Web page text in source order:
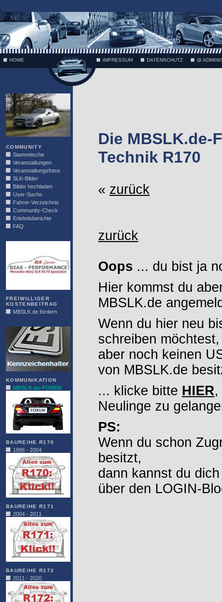
;
HOME IMPRESSUM DATENSCHUTZ @
COMMUNITY
Stammtische
Veranstaltungen
Veranstaltungsfotos
SLK-Bilder
Bilder hochladen
User-Suche
Fahrer-Verzeichnis
Community-Check
Erlebnisberichte
FAQ
FREIWILLIGER
KOSTENBEITRAG
MBSLK.de fördern
KOMMUNIKATION
MBSLK.de-FOREN
BAUREIHE R170
1996 - 2004
BAUREIHE R171
2004 - 2011
BAUREIHE R172
2011 - 2020
Die MBSLK.de-
Technik R170
« zurück
zurück
Oops ... du bist ja
Hier kommst du
MBSLK.de
Wenn du hier neu
schreiben möchtest,
aber noch keinen
von MBSLK.de
... klicke bitte HIER,
Neulinge zu
PS:
Wenn du schon
besitzt,
dann kannst du
über den LOGIN-